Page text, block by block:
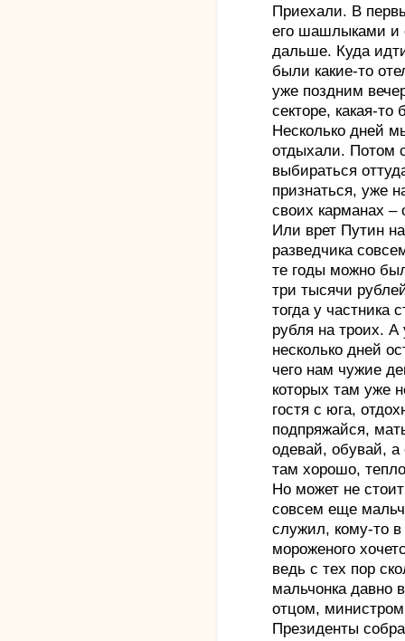
Приехали. В
его шашлыками и
дальше. Куда
были какие-то
уже поздним
секторе, какая-то
Несколько дней
отдыхали. Потом
выбираться
признаться, уже
своих карманах
Или врет Путин
разведчика
те годы можно
три тысячи
тогда у частника
рубля на троих.
несколько дней
чего нам чужие
которых там уже
гостя с юга,
подпряжайся,
одевай, обувай, а
там хорошо,
Но может не
совсем еще
служил, кому-то в
мороженого
ведь с тех пор
мальчонка
отцом,
Президенты